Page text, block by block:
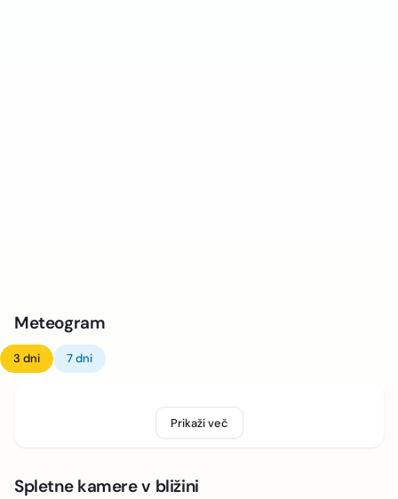
Meteogram
3 dni 7 dni
Prikaži več
Spletne kamere v bližini